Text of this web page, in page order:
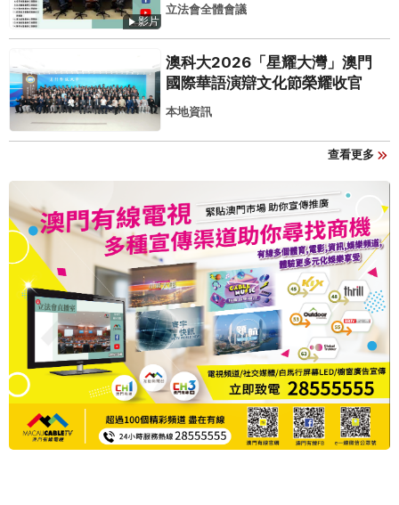
影片
立法會全體會議
澳科大2026「星耀大灣」澳門
國際華語演辯文化節榮耀收官
本地資訊
查看更多